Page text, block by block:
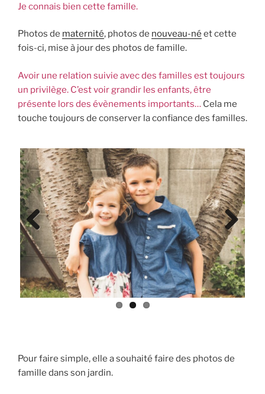
Je connais bien cette famille.
Photos de maternité, photos de nouveau-né et cette
fois-ci, mise à jour des photos de famille.
Avoir une relation suivie avec des familles est toujours
un privilège. C’est voir grandir les enfants, être
présente lors des évènements importants… Cela me
touche toujours de conserver la confiance des familles.
Previ
ous
Next
Pour faire simple, elle a souhaité faire des photos de
famille dans son jardin.